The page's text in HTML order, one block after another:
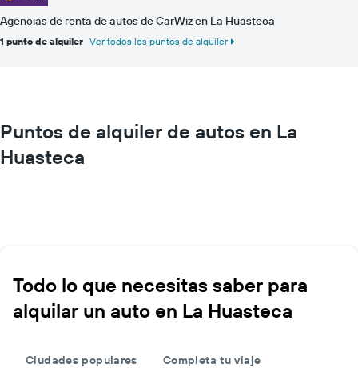
Agencias de renta de autos de CarWiz en La Huasteca
1 punto de alquiler Ver todos los puntos de alquiler
Puntos de alquiler de autos en La
Huasteca
Todo lo que necesitas saber para
alquilar un auto en La Huasteca
Ciudades populares Completa tu viaje